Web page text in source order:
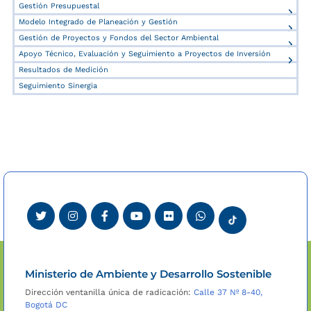
Gestión Presupuestal
Modelo Integrado de Planeación y Gestión
Gestión de Proyectos y Fondos del Sector Ambiental
Apoyo Técnico, Evaluación y Seguimiento a Proyectos de Inversión
Resultados de Medición
Seguimiento Sinergia
Ministerio de Ambiente y Desarrollo Sostenible
Dirección ventanilla única de radicación: Calle 37 Nº 8-40,
Bogotá DC